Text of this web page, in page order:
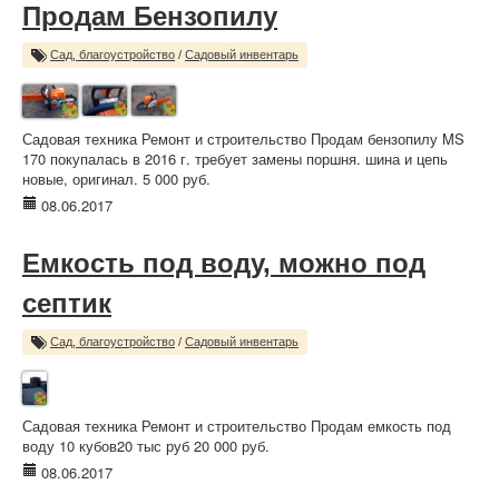
Продам Бензопилу
Сад, благоустройство / Садовый инвентарь
Садовая техника Ремонт и строительство Продам бензопилу MS
170 покупалась в 2016 г. требует замены поршня. шина и цепь
новые, оригинал. 5 000 руб.
08.06.2017
Емкость под воду, можно под
септик
Сад, благоустройство / Садовый инвентарь
Садовая техника Ремонт и строительство Продам емкость под
воду 10 кубов20 тыс руб 20 000 руб.
08.06.2017